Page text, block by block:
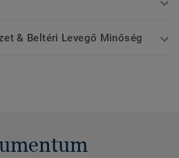
& Beltéri Levegő Minőség